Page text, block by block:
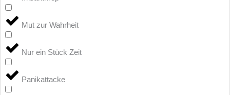
Mut zur Wahrheit
Nur ein Stück Zeit
Panikattacke